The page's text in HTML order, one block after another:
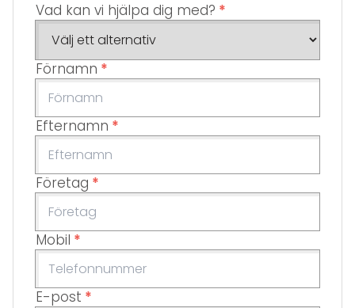
Vad kan vi hjälpa dig med? *
Förnamn *
Efternamn *
Företag *
Mobil *
E-post *